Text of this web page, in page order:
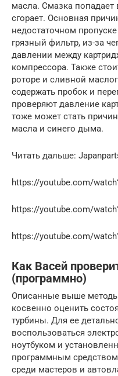
масла. Смазка
сгорает. Основная
недостаточном
грязный фильтр, из-за
давлении между
компрессора. Также
роторе и сливной
содержать пробок и
проверяют давление
тоже может стать
масла и синего дыма.
Читать дальше:
https://youtube.com/
https://youtube.com/
https://youtube.com/
Как Васей
(программно)
Описанные выше
косвенно оценить
турбины. Для ее
воспользоваться
ноутбуком и
программным
среди мастеров и